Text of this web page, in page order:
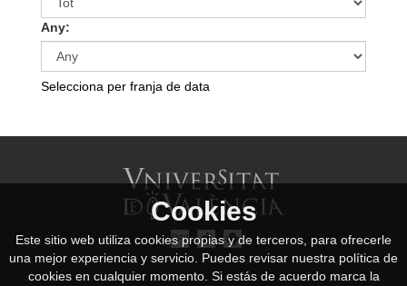
Any:
Selecciona per franja de data
Cookies
Este sitio web utiliza cookies propias y de terceros, para ofrecerle
una mejor experiencia y servicio. Puedes revisar nuestra política de
cookies en cualquier momento. Si estás de acuerdo marca la